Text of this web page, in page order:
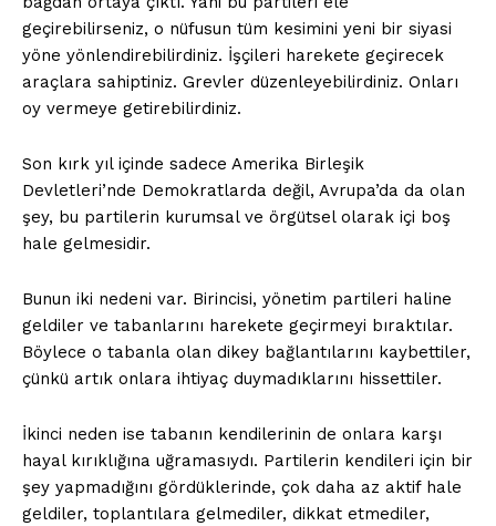
geçirebilirseniz, o nüfusun tüm kesimini yeni bir siyasi
yöne yönlendirebilirdiniz. İşçileri harekete geçirecek
araçlara sahiptiniz. Grevler düzenleyebilirdiniz. Onları
oy vermeye getirebilirdiniz.
Son kırk yıl içinde sadece Amerika Birleşik
Devletleri’nde Demokratlarda değil, Avrupa’da da olan
şey, bu partilerin kurumsal ve örgütsel olarak içi boş
hale gelmesidir.
Bunun iki nedeni var. Birincisi, yönetim partileri haline
geldiler ve tabanlarını harekete geçirmeyi bıraktılar.
Böylece o tabanla olan dikey bağlantılarını kaybettiler,
çünkü artık onlara ihtiyaç duymadıklarını hissettiler.
İkinci neden ise tabanın kendilerinin de onlara karşı
hayal kırıklığına uğramasıydı. Partilerin kendileri için bir
şey yapmadığını gördüklerinde, çok daha az aktif hale
geldiler, toplantılara gelmediler, dikkat etmediler,